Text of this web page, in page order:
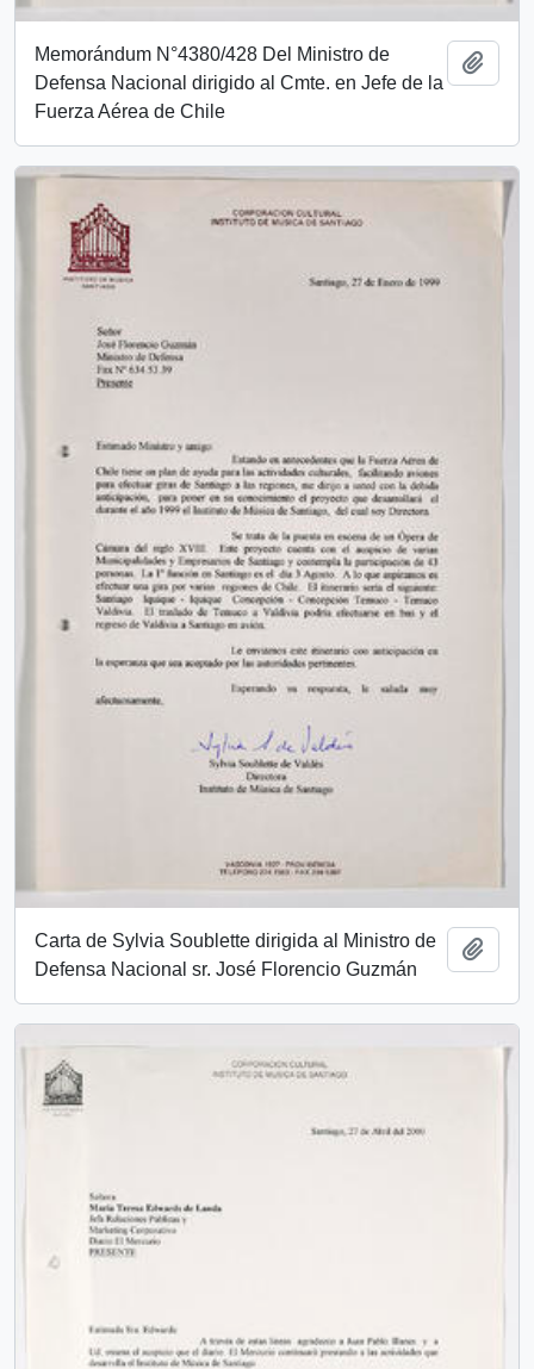
Memorándum N°4380/428 Del Ministro de
Defensa Nacional dirigido al Cmte. en Jefe de la
Fuerza Aérea de Chile
Carta de Sylvia Soublette dirigida al Ministro de
Defensa Nacional sr. José Florencio Guzmán